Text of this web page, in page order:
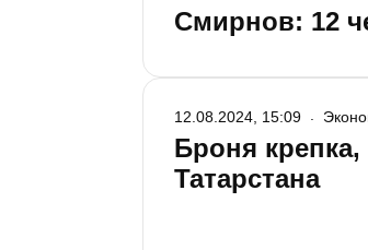
Смирнов: 12
Броня
Татарстана
12.08.2024, 15:09